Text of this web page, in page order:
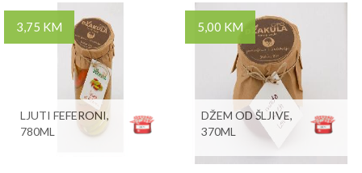
3,75 KM
LJUTI FEFERONI,
780ML
5,00 KM
DŽEM OD ŠLJIVE,
370ML